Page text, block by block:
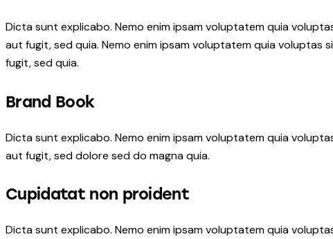
Dicta sunt explicabo. Nemo enim ipsam voluptatem quia
aut fugit, sed quia. Nemo enim ipsam voluptatem quia voluptas
fugit, sed quia.
Brand Book
Dicta sunt explicabo. Nemo enim ipsam voluptatem quia
aut fugit, sed dolore sed do magna quia.
Cupidatat non proident
Dicta sunt explicabo. Nemo enim ipsam voluptatem quia